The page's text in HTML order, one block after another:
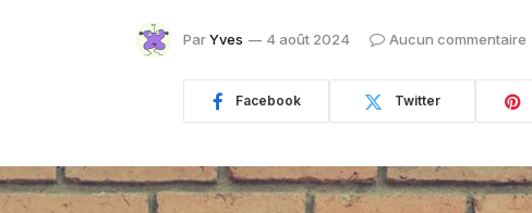
ParYves 4 août 2024 Aucun commentaire
Facebook Twitter